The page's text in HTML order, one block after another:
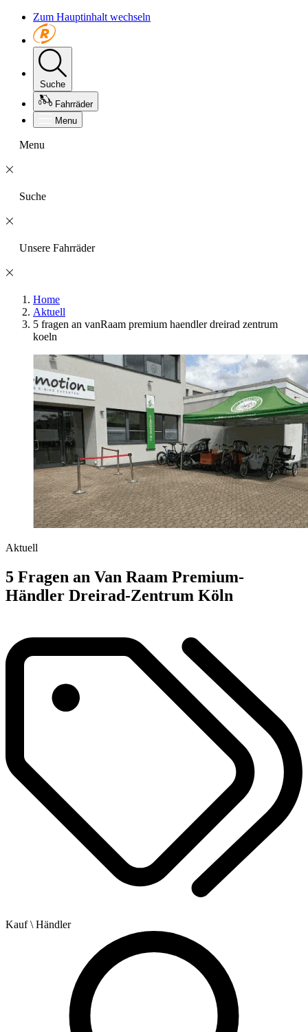
Zum Hauptinhalt wechseln
Suche
Fahrräder
Menu
Menu
Suche
Unsere Fahrräder
Home
Aktuell
5 fragen an vanRaam premium haendler dreirad zentrum
koeln
Aktuell
5 Fragen an Van Raam Premium-
Händler Dreirad-Zentrum Köln
Kauf\ Händler